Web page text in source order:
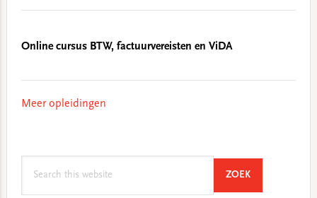
Online cursus BTW, factuurvereisten en ViDA
Meer opleidingen
ZOEKSEARCH